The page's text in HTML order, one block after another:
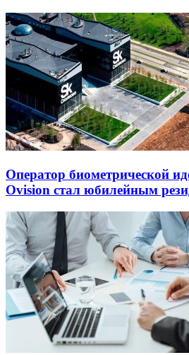
Оператор биометрической
Ovision стал юбилейным